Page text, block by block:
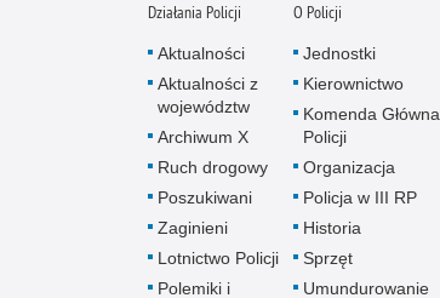
Działania Policji
Aktualności
Aktualności z
województw
Archiwum X
Ruch drogowy
Poszukiwani
Zaginieni
Lotnictwo Policji
Polemiki i
O Policji
Jednostki
Kierownictwo
Komenda Główna
Policji
Organizacja
Policja w III RP
Historia
Sprzęt
Umundurowanie